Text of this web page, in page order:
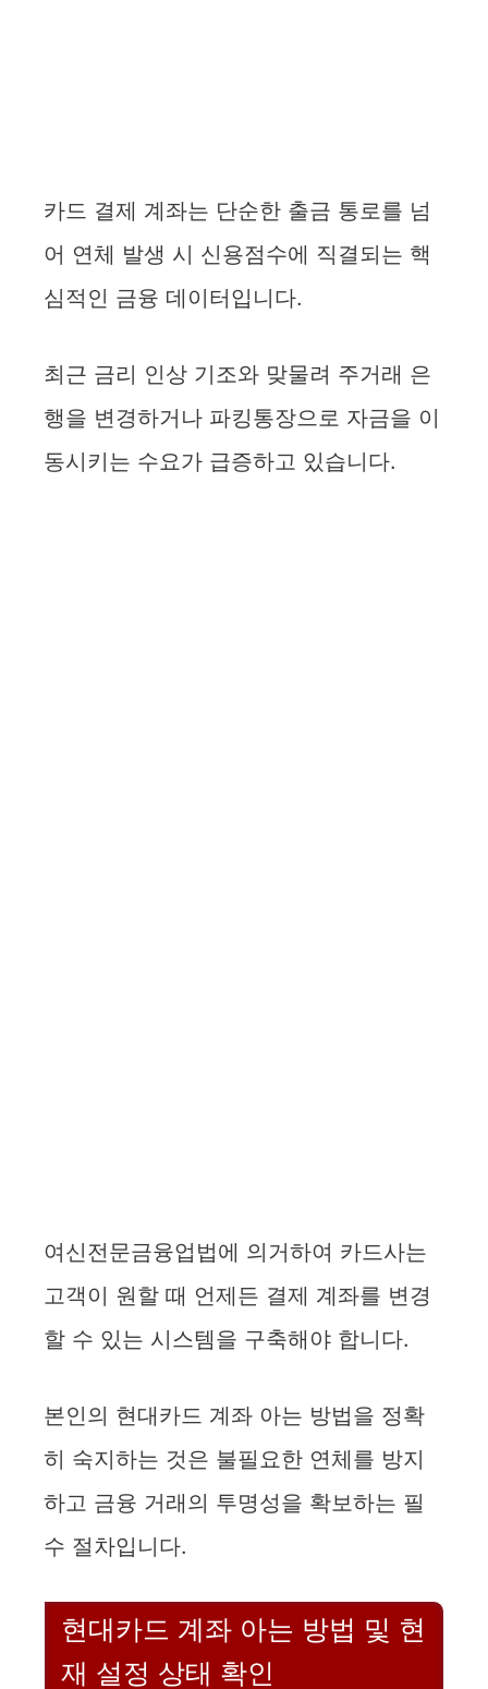
카드 결제 계좌는 단순한 출금 통로를 넘
어 연체 발생 시 신용점수에 직결되는 핵
심적인 금융 데이터입니다.
최근 금리 인상 기조와 맞물려 주거래 은
행을 변경하거나 파킹통장으로 자금을 이
동시키는 수요가 급증하고 있습니다.
여신전문금융업법에 의거하여 카드사는
고객이 원할 때 언제든 결제 계좌를 변경
할 수 있는 시스템을 구축해야 합니다.
본인의 현대카드 계좌 아는 방법을 정확
히 숙지하는 것은 불필요한 연체를 방지
하고 금융 거래의 투명성을 확보하는 필
수 절차입니다.
현대카드 계좌 아는 방법 및 현
재 설정 상태 확인